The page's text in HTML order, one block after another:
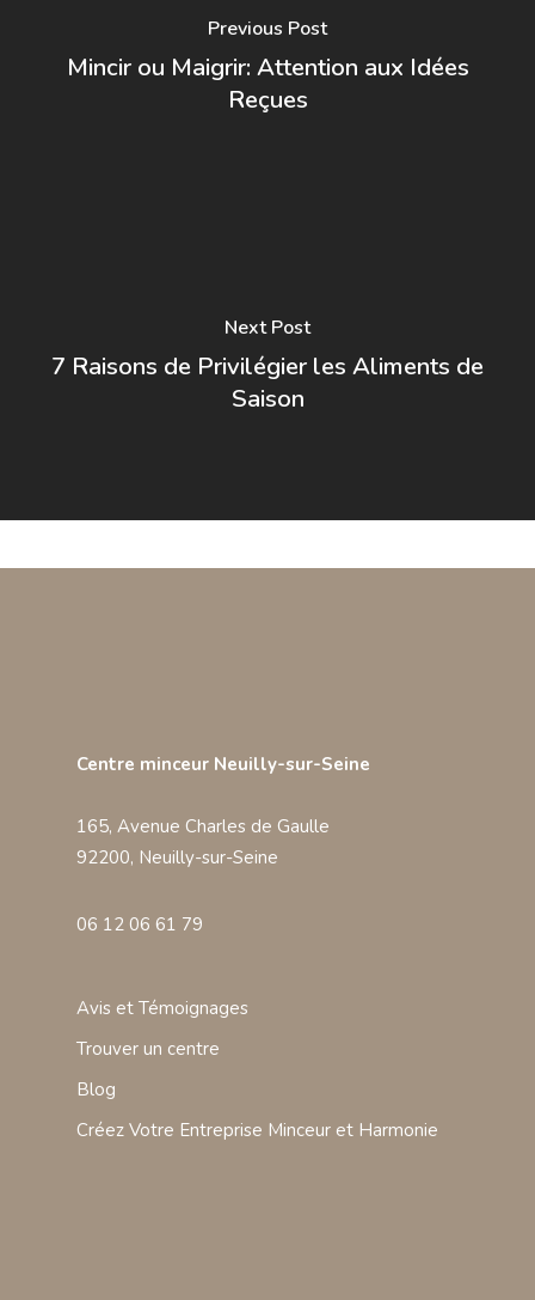
Previous Post
Mincir ou Maigrir: Attention aux Idées
Reçues
Next Post
7 Raisons de Privilégier les Aliments de
Saison
Centre minceur Neuilly-sur-Seine
165, Avenue Charles de Gaulle
92200, Neuilly-sur-Seine
06 12 06 61 79
Avis et Témoignages
Trouver un centre
Blog
Créez Votre Entreprise Minceur et Harmonie